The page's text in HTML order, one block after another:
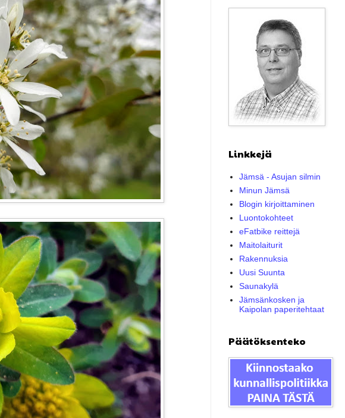
Linkkejä
Jämsä - Asujan silmin
Minun Jämsä
Blogin kirjoittaminen
Luontokohteet
eFatbike reittejä
Maitolaiturit
Rakennuksia
Uusi Suunta
Saunakylä
Jämsänkosken ja
Kaipolan paperitehtaat
Päätöksenteko